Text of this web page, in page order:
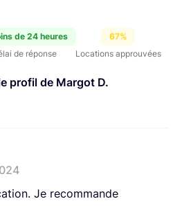
de 24 heures
de réponse
67%
Locations approuvées
profil de Margot D.
Je recommande